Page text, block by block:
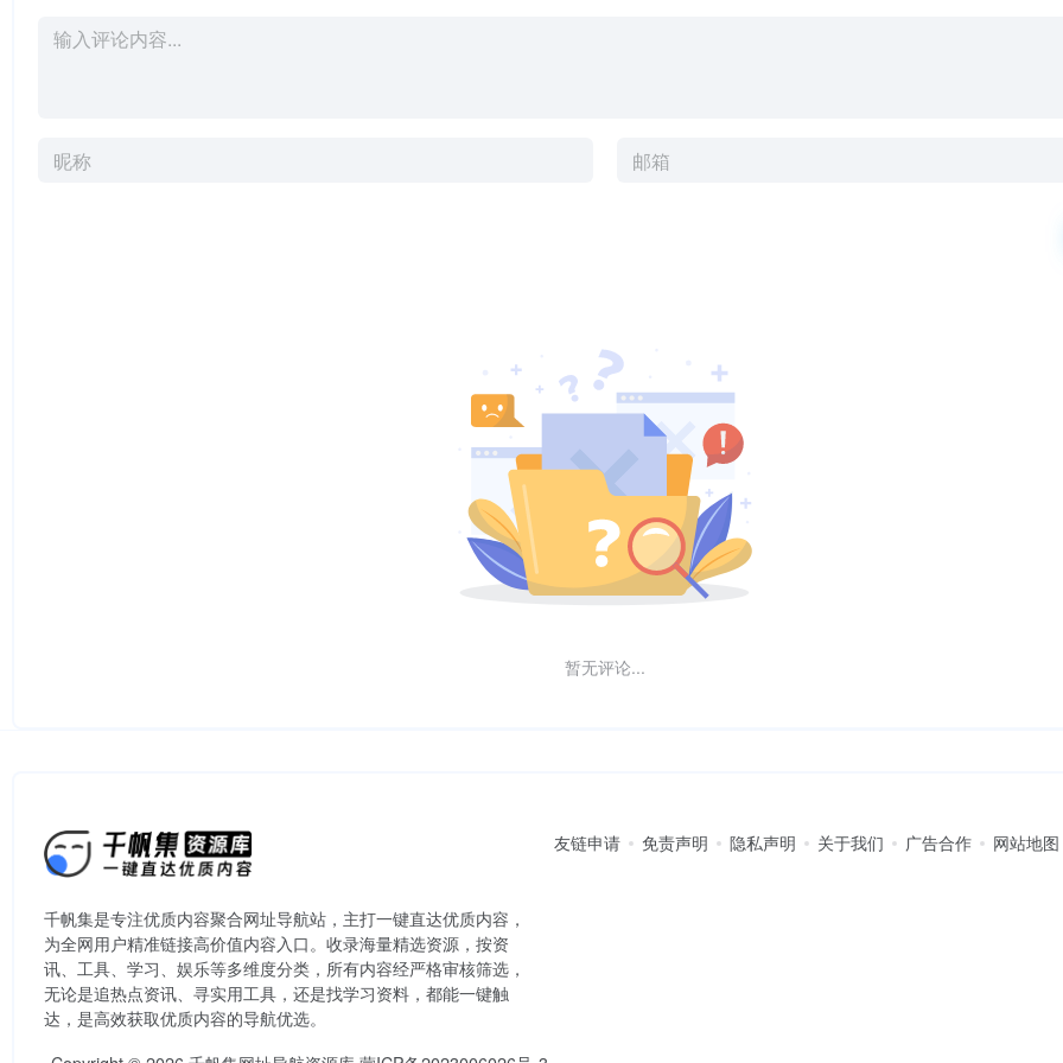
暂无评论...
千帆集是专注优质内容聚合网址导航站，主打一键直达优质内容，
为全网用户精准链接高价值内容入口。​收录海量精选资源，按资
讯、工具、学习、娱乐等多维度分类，所有内容经严格审核筛选，
无论是追热点资讯、寻实用工具，还是找学习资料，都能一键触
达，是高效获取优质内容的导航优选。
友链申请 免责声明 隐私声明 关于我们 广告合作 网站地图